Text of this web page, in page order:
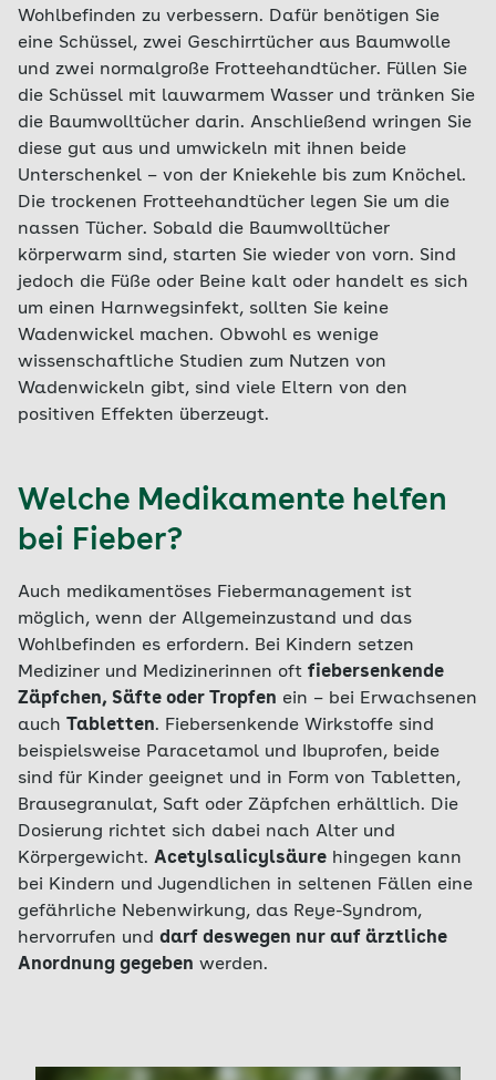
Wohlbefinden zu verbessern. Dafür benötigen Sie
eine Schüssel, zwei Geschirrtücher aus Baumwolle
und zwei normalgroße Frotteehandtücher. Füllen Sie
die Schüssel mit lauwarmem Wasser und tränken Sie
die Baumwolltücher darin. Anschließend wringen Sie
diese gut aus und umwickeln mit ihnen beide
Unterschenkel – von der Kniekehle bis zum Knöchel.
Die trockenen Frotteehandtücher legen Sie um die
nassen Tücher. Sobald die Baumwolltücher
körperwarm sind, starten Sie wieder von vorn. Sind
jedoch die Füße oder Beine kalt oder handelt es sich
um einen Harnwegsinfekt, sollten Sie keine
Wadenwickel machen. Obwohl es wenige
wissenschaftliche Studien zum Nutzen von
Wadenwickeln gibt, sind viele Eltern von den
positiven Effekten überzeugt.
Welche Medikamente helfen
bei Fieber?
Auch medikamentöses Fiebermanagement ist
möglich, wenn der Allgemeinzustand und das
Wohlbefinden es erfordern. Bei Kindern setzen
Mediziner und Medizinerinnen oft fiebersenkende
Zäpfchen, Säfte oder Tropfen ein – bei Erwachsenen
auch
Tabletten. Fiebersenkende Wirkstoffe sind
beispielsweise Paracetamol und Ibuprofen, beide
sind für Kinder geeignet und in Form von Tabletten,
Brausegranulat, Saft oder Zäpfchen erhältlich. Die
Dosierung richtet sich dabei nach Alter und
Körpergewicht. Acetylsalicylsäure hingegen kann
bei Kindern und Jugendlichen in seltenen Fällen eine
gefährliche Nebenwirkung, das Reye-Syndrom,
hervorrufen und darf deswegen nur auf ärztliche
Anordnung gegeben werden.